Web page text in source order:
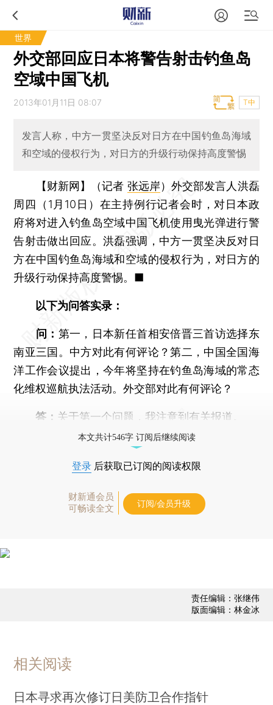
世界
外交部回应日本将警告射击钓鱼岛
空域中国飞机
2013年01月11日 08:07 T中
发言人称，中方一贯坚决反对日方在中国钓鱼岛海域
和空域的侵权行为，对日方的升级行动保持高度警惕
【财新网】（记者 张远岸） 外交部发言人洪磊
周四（1月10日）在主持例行记者会时，对日本政
府将对进入钓鱼岛空域中国飞机使用曳光弹进行警
告射击做出回应。洪磊强调，中方一贯坚决反对日
方在中国钓鱼岛海域和空域的侵权行为，对日方的
升级行动保持高度警惕。■
以下为问答实录：
问： 第一，日本新任首相安倍晋三首访选择东
南亚三国。中方对此有何评论？第二，中国全国海
洋工作会议提出，今年将坚持在钓鱼岛海域的常态
化维权巡航执法活动。外交部对此有何评论？
答： 关于第一个问题，我注意到有关报道。
本文共计546字 订阅后继续阅读
登录 后获取已订阅的阅读权限
财新通会员
可畅读全文
订阅/会员升级
责任编辑：张继伟
版面编辑：林金冰
相关阅读
日本寻求再次修订日美防卫合作指针